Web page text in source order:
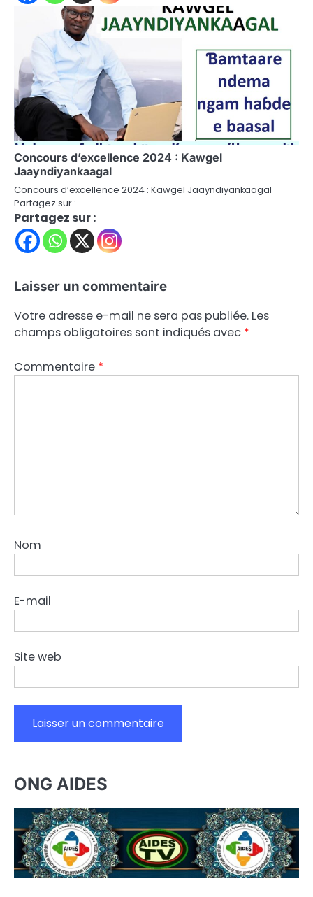
Concours d’excellence 2024 : Kawgel
Jaayndiyankaagal
Concours d’excellence 2024 : Kawgel Jaayndiyankaagal
Partagez sur :
Partagez sur :
Laisser un commentaire
Votre adresse e-mail ne sera pas publiée. Les
champs obligatoires sont indiqués avec *
Commentaire *
Nom
E-mail
Site web
ONG AIDES